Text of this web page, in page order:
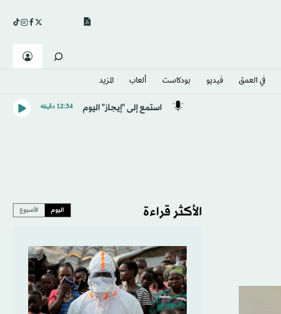
في العمق فيديو بودكاست ألعاب المزيد
استمع إلى "إيجاز" اليوم 12:34 دقيقه
الأكثر قراءة اليوم الأسبوع